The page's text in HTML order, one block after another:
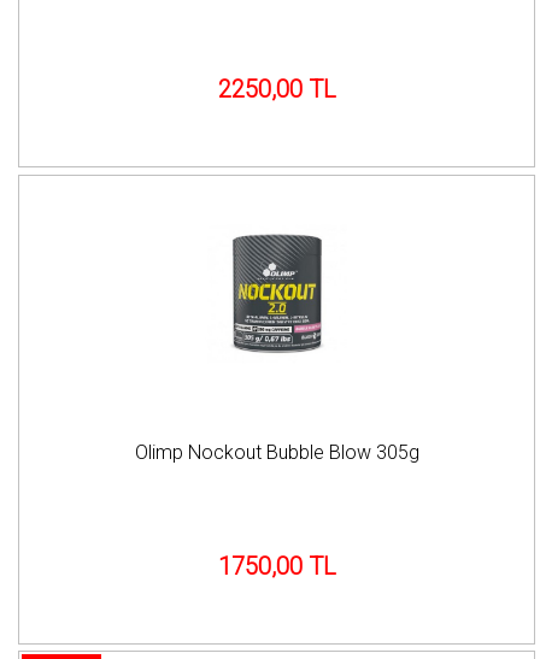
2250,00 TL
Olimp Nockout Bubble Blow 305g
1750,00 TL